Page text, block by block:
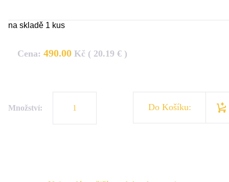
na skladě 1 kus
Cena: 490.00 Kč ( 20.19 € )
Množství: Do Košíku: